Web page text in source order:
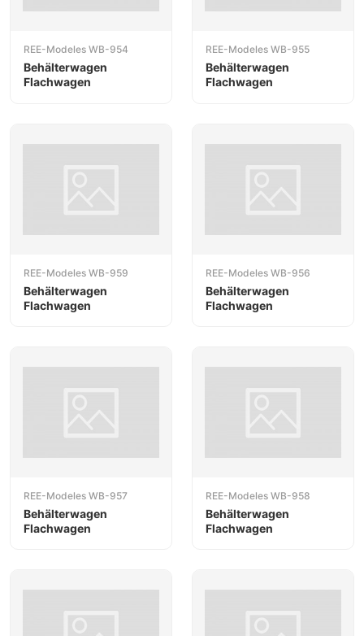
REE-Modeles WB-954
Behälterwagen
Flachwagen
REE-Modeles WB-955
Behälterwagen
Flachwagen
REE-Modeles WB-959
Behälterwagen
Flachwagen
REE-Modeles WB-956
Behälterwagen
Flachwagen
REE-Modeles WB-957
Behälterwagen
Flachwagen
REE-Modeles WB-958
Behälterwagen
Flachwagen